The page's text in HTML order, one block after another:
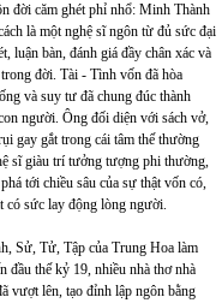
đời căm ghét phỉ nhổ: Minh Thành
là một nghệ sĩ ngôn từ đủ sức đại
luận bàn, đánh giá đầy chân xác và
đời. Tài - Tình vốn đã hòa
và suy tư đã chung đúc thành
người. Ông đối diện với sách vở,
gay gắt trong cái tâm thế thường
sĩ giàu trí tưởng tượng phi thường,
tới chiều sâu của sự thật vốn có,
có sức lay động lòng người.
Sử, Tử, Tập của Trung Hoa làm
đầu thế kỷ 19, nhiều nhà thơ nhà
vượt lên, tạo đỉnh lập ngôn bằng